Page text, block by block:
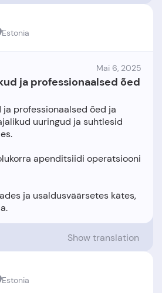
Estonia
Mai 6, 2025
ja professionaalsed õed
ja professionaalsed õed ja
uuringud ja suhtlesid
apenditsiidi operatsiooni
ja usaldusväärsetes kätes,
Show translation
Estonia